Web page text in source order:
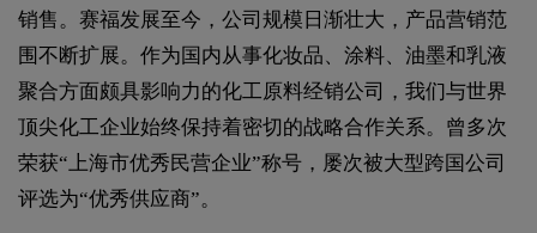
销售。赛福发展至今，公司规模日渐壮大，产品营销范
围不断扩展。作为国内从事化妆品、涂料、油墨和乳液
聚合方面颇具影响力的化工原料经销公司，我们与世界
顶尖化工企业始终保持着密切的战略合作关系。曾多次
荣获“上海市优秀民营企业”称号，屡次被大型跨国公司
评选为“优秀供应商”。